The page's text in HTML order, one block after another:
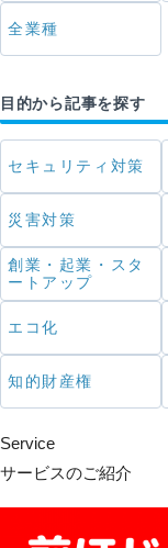
全業種
目的から記事を探す
セキュリティ対策
災害対策
創業・起業・スタ
ートアップ
エコ化
知的財産権
Service
サービスのご紹介